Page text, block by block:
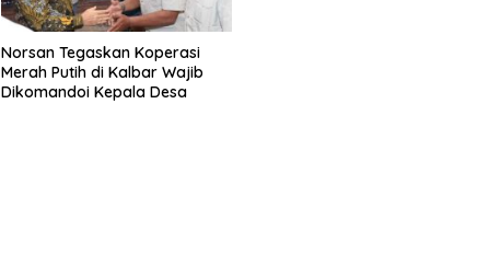
Norsan Tegaskan Koperasi
Merah Putih di Kalbar Wajib
Dikomandoi Kepala Desa